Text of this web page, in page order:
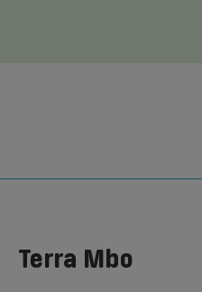
Terra Mbo